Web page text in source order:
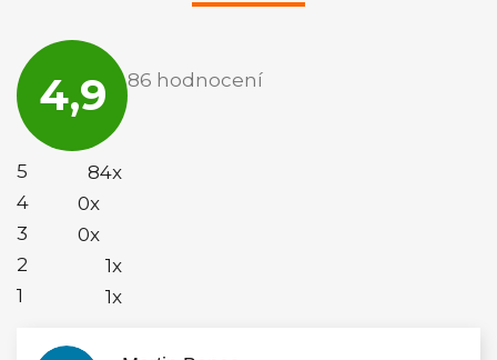
4,9
obchodu
je
86 hodnocení
5
84x
4
0x
3
0x
2
1x
1
1x